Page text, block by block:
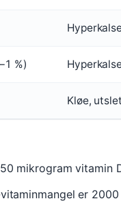
%)
Kløe,
mikrogram vitamin
er 2000